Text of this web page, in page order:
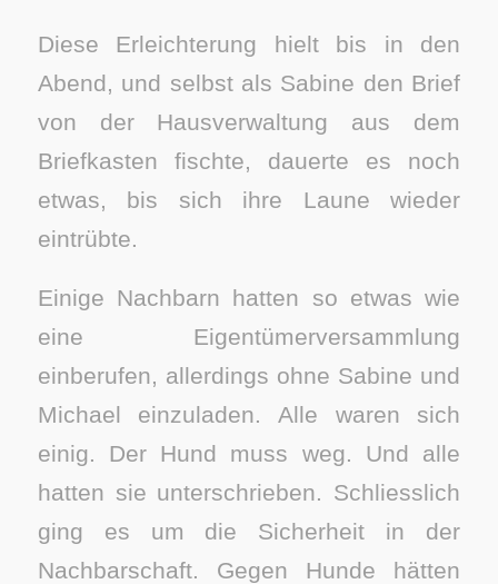
Diese Erleichterung hielt bis in den
Abend, und selbst als Sabine den Brief
von der Hausverwaltung aus dem
Briefkasten fischte, dauerte es noch
etwas, bis sich ihre Laune wieder
eintrübte.
Einige Nachbarn hatten so etwas wie
eine Eigentümerversammlung
einberufen, allerdings ohne Sabine und
Michael einzuladen. Alle waren sich
einig. Der Hund muss weg. Und alle
hatten sie unterschrieben. Schliesslich
ging es um die Sicherheit in der
Nachbarschaft. Gegen Hunde hätten